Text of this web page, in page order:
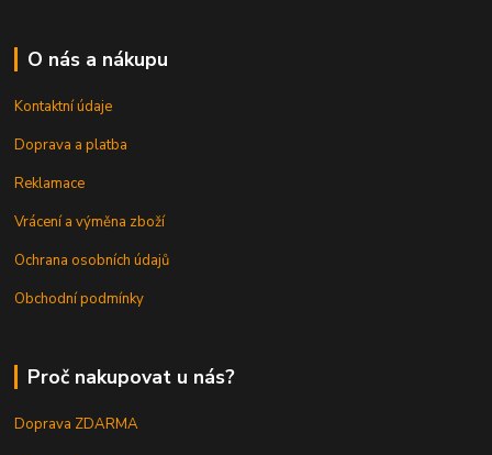
O nás a nákupu
Kontaktní údaje
Doprava a platba
Reklamace
Vrácení a výměna zboží
Ochrana osobních údajů
Obchodní podmínky
Proč nakupovat u nás?
Doprava ZDARMA